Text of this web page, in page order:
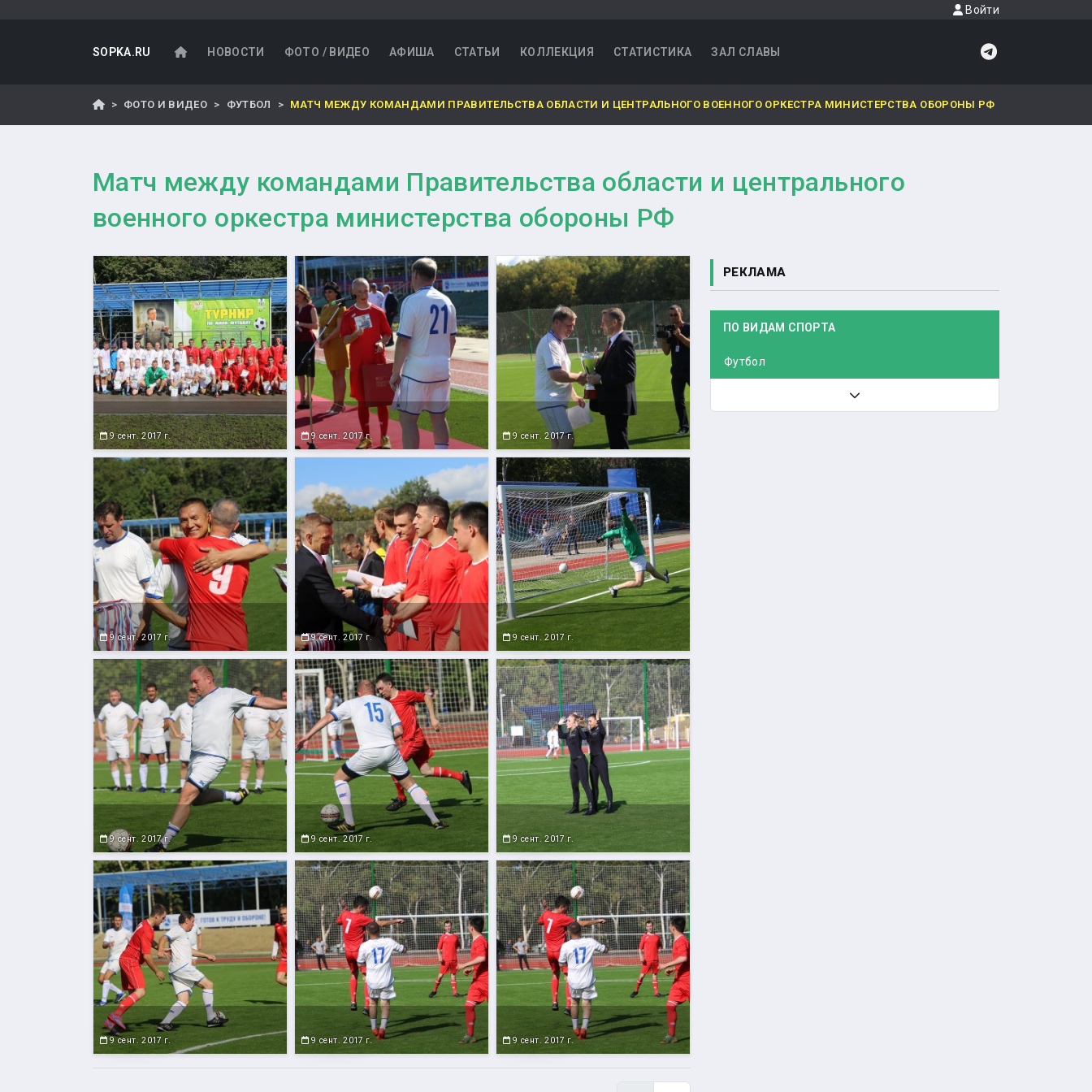
Войти
SOPKA.RU НОВОСТИ ФОТО / ВИДЕО АФИША СТАТЬИ КОЛЛЕКЦИЯ СТАТИСТИКА ЗАЛ СЛАВЫ
ФОТО И ВИДЕО ФУТБОЛ МАТЧ МЕЖДУ КОМАНДАМИ ПРАВИТЕЛЬСТВА ОБЛАСТИ И ЦЕНТРАЛЬНОГО ВОЕННОГО ОРКЕСТРА МИНИСТЕРСТВА ОБОРОНЫ РФ
Матч между командами Правительства области и центрального
военного оркестра министерства обороны РФ
9 сент. 2017 г. 9 сент. 2017 г. 9 сент. 2017 г.
9 сент. 2017 г. 9 сент. 2017 г. 9 сент. 2017 г.
9 сент. 2017 г. 9 сент. 2017 г. 9 сент. 2017 г.
9 сент. 2017 г. 9 сент. 2017 г. 9 сент. 2017 г.
РЕКЛАМА
ПО ВИДАМ СПОРТА
Футбол